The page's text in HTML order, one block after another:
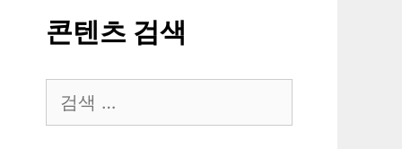
콘텐츠 검색
색: